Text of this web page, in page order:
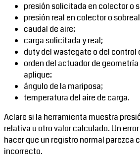
presión solicitada en colector o
presión real en colector o
caudal de aire;
carga solicitada y real;
duty del wastegate o del control
orden del actuador de
aplique;
ángulo de la mariposa;
temperatura del aire de carga.
Aclare si la herramienta muestra
relativa u otro valor calculado. Un
hacer que un registro normal parezca
incorrecto.